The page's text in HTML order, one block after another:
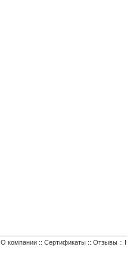
О компании :: Сертификаты :: Отзывы ::